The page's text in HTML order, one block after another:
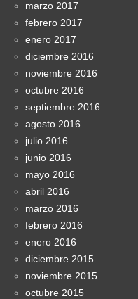
marzo 2017
febrero 2017
enero 2017
diciembre 2016
noviembre 2016
octubre 2016
septiembre 2016
agosto 2016
julio 2016
junio 2016
mayo 2016
abril 2016
marzo 2016
febrero 2016
enero 2016
diciembre 2015
noviembre 2015
octubre 2015